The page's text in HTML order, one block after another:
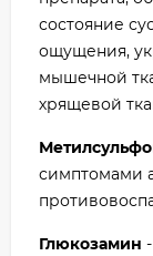
состояние
ощущения,
мышечной
хрящевой
симптомами
Глюкозамин